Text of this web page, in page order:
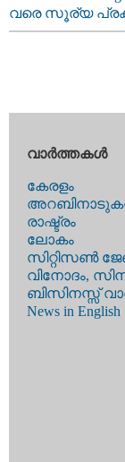
വരെ സൂര്യ
വാര്‍ത്തകള്‍
കേരളം
രാഷ്ട്രം
ലോകം
സിറ്റിസണ്‍
വിനോദം,
ബിസിനസ്സ്
News in English